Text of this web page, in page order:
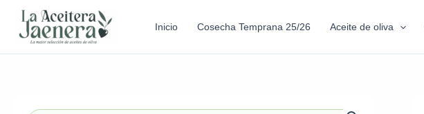
Inicio Cosecha Temprana 25/26 Aceite de oliva